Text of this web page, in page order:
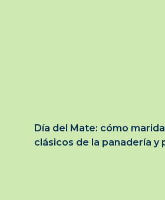
Día del Mate: cómo
clásicos de la panadería y